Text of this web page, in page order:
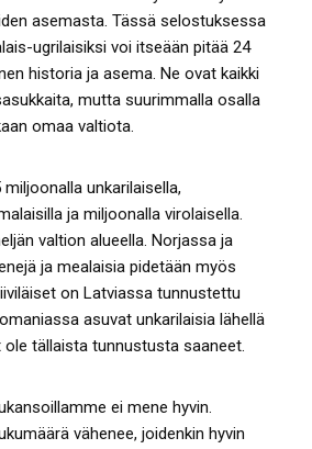
asemasta. Tässä selostuksessa
ugrilaisiksi voi itseään pitää 24
historia ja asema. Ne ovat kaikki
mutta suurimmalla osalla
omaa valtiota.
unkarilaisella,
ja miljoonalla virolaisella.
valtion alueella. Norjassa ja
ja mealaisia pidetään myös
on Latviassa tunnustettu
asuvat unkarilaisia lähellä
ole tällaista tunnustusta saaneet.
ei mene hyvin.
vähenee, joidenkin hyvin